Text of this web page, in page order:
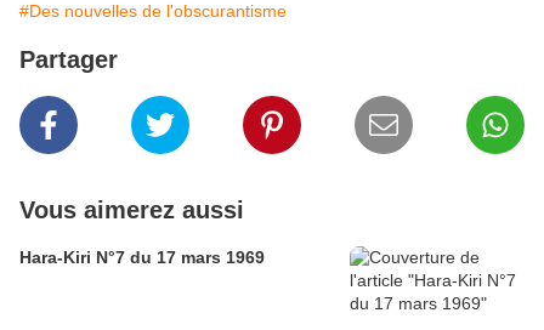
#Des nouvelles de l'obscurantisme
Partager
Vous aimerez aussi
Hara-Kiri N°7 du 17 mars 1969